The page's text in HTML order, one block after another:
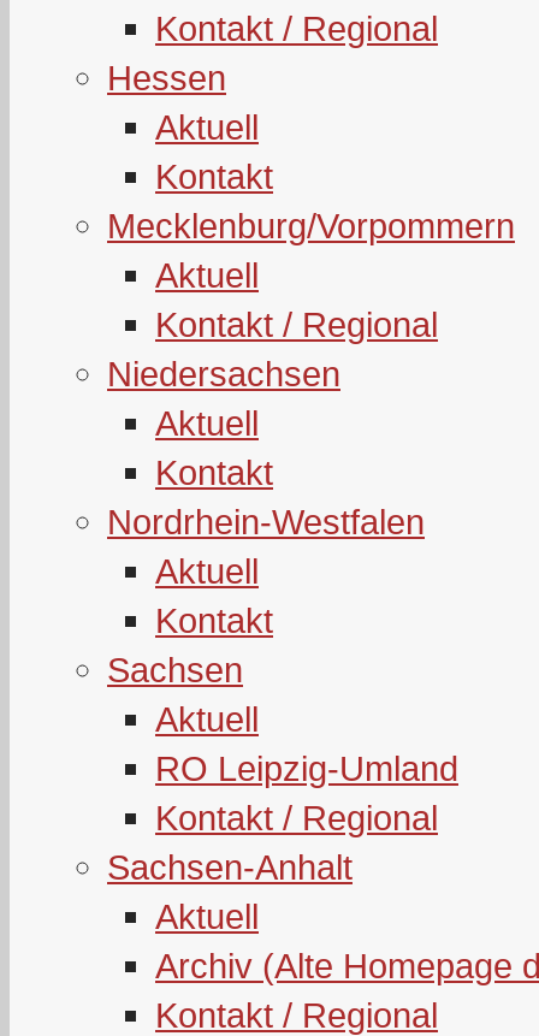
Kontakt / Regional
Hessen
Aktuell
Kontakt
Mecklenburg/Vorpommern
Aktuell
Kontakt / Regional
Niedersachsen
Aktuell
Kontakt
Nordrhein-Westfalen
Aktuell
Kontakt
Sachsen
Aktuell
RO Leipzig-Umland
Kontakt / Regional
Sachsen-Anhalt
Aktuell
Archiv (Alte Homepage
Kontakt / Regional